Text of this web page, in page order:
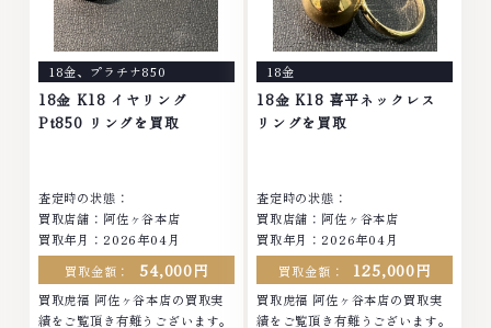
18金、 プラチナ850
18金 K18 イヤリング
Pt850 リングを買取
査定時の状態：
買取店舗：阿佐ヶ谷本店
買取年月：2026年04月
買取金額：
54,000円
買取虎福 阿佐ヶ谷本店の買取実
績をご覧頂き有難うございます。
18金
18金 K18 喜平ネックレス
リングを買取
査定時の状態：
買取店舗：阿佐ヶ谷本店
買取年月：2026年04月
買取金額：
125,000円
買取虎福 阿佐ヶ谷本店の買取実
績をご覧頂き有難うございます。